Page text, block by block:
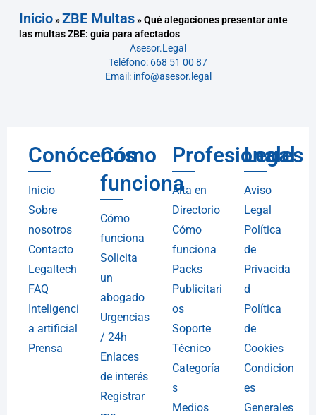
Inicio»ZBE Multas»Qué alegaciones presentar ante
las multas ZBE: guía para afectados
Asesor.Legal
Teléfono: 668 51 00 87
Email: info@asesor.legal
Conócenos
Inicio
Sobre
nosotros
Contacto
Legaltech
FAQ
Inteligenci
a artificial
Prensa
Cómo
funciona
Cómo
funciona
Solicita
un
abogado
Urgencias
/ 24h
Enlaces
de interés
Registrar
Profesionales
Alta en
Directorio
Cómo
funciona
Packs
Publicitari
os
Soporte
Técnico
Categoría
s
Medios
Legal
Aviso
Legal
Política
de
Privacida
d
Política
de
Cookies
Condicion
es
Generales